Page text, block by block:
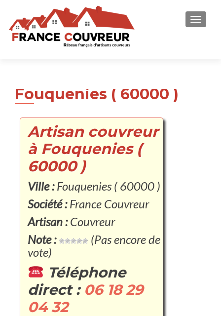
Fouquenies ( 60000 )
Artisan couvreur
à Fouquenies (
60000 )
Ville :Fouquenies ( 60000 )
Société :France Couvreur
Artisan :Couvreur
Note :
(Pas encore de
vote)
Téléphone
direct : 06 18 29
04 32